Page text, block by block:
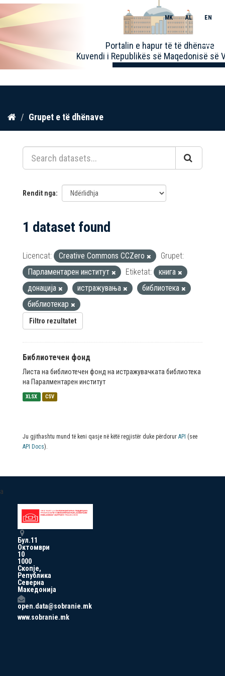
Kalo
përmbajtja
Portalin e hapur të të dhënave
Kuvendi i Republikës së Maqedonisë së
MK AL EN
Toggle
Grupet e të dhënave
Rendit nga
1 dataset found
Licencat: Creative Commons CCZero
Grupet:
Парламентарен институт
Etiketat:
книга
донација
истражувања
библиотека
библиотекар
Filtro rezultatet
Библиотечен фонд
Листа на библиотечен фонд на истражувачката библиотека
на Паралментарен институт
XLSX CSV
Ju gjithashtu mund të keni qasje në këtë regjistër duke përdorur API (see
API Docs).
a
Бул.11
Октомври
10
1000
Скопје,
Република
Северна
Македонија
open.data@sobranie.mk
www.sobranie.mk